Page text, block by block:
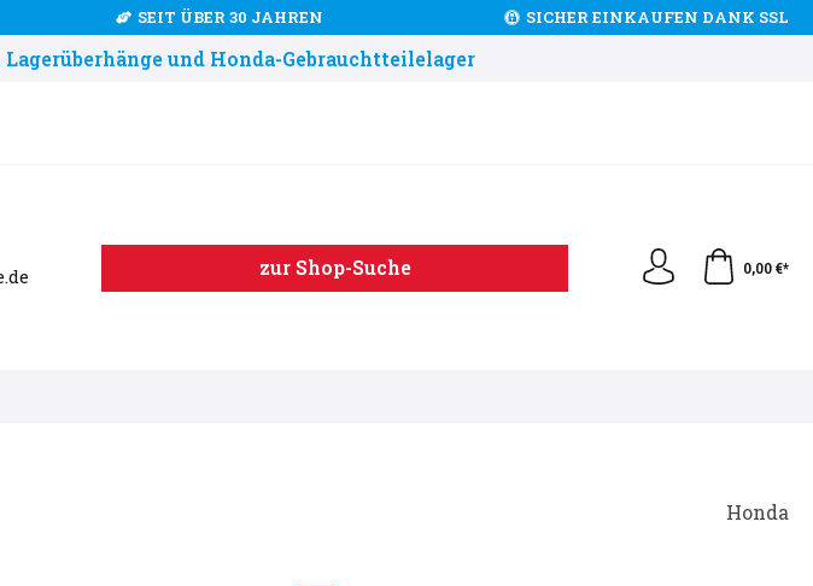
SEIT ÜBER 30 JAHREN SICHER EINKAUFEN DANK SSL
und Honda-Gebrauchtteilelager
zur Shop-Suche 0,00 €*
Honda